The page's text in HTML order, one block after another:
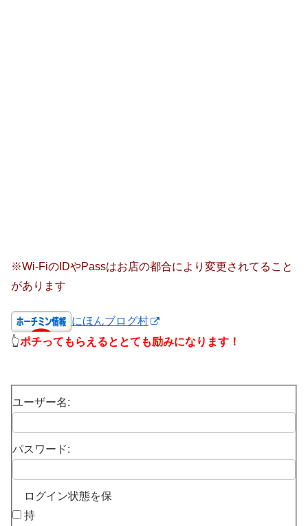
※Wi-FiのIDやPassはお店の都合により変更されてること
があります
にほんブログ村
👆ポチってもらえるととても励みになります！
ユーザー名:
パスワード:
ログイン状態を保
持